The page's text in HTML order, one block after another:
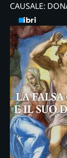
CAUSALE:
Libri